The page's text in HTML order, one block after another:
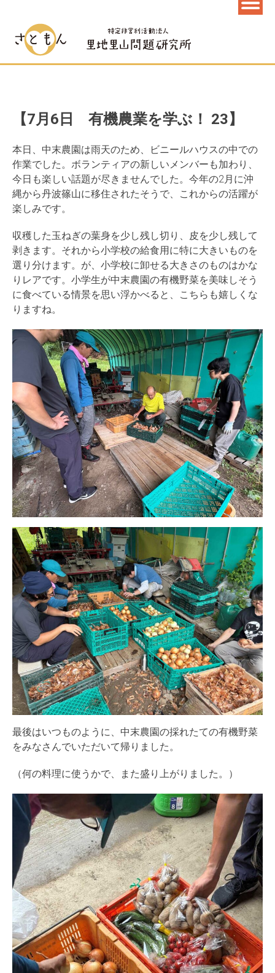
【7月6日 有機農業を学ぶ！ 23】
本日、中末農園は雨天のため、
ビニールハウスの中での
作業でした。 ボランティアの新しいメンバーも加わり、
今日も楽しい話題が尽きませんでした。 今年の2月に沖
縄から丹波篠山に移住されたそうで、
これからの活躍が
楽しみです。
収穫した玉ねぎの葉身を少し残し切り、皮を少し残して
剥きます。 それから小学校の給食用に特に大きいものを
選り分けます。が、 小学校に卸せる大きさのものはかな
りレアです。 小学生が中末農園の有機野菜を美味しそう
に食べている情景を思い浮かべると、こちらも嬉しくな
りますね。
最後はいつものように、 中末農園の採れたての有機野菜
をみなさんでいただいて帰りました。
（何の料理に使うかで、また盛り上がりました。）